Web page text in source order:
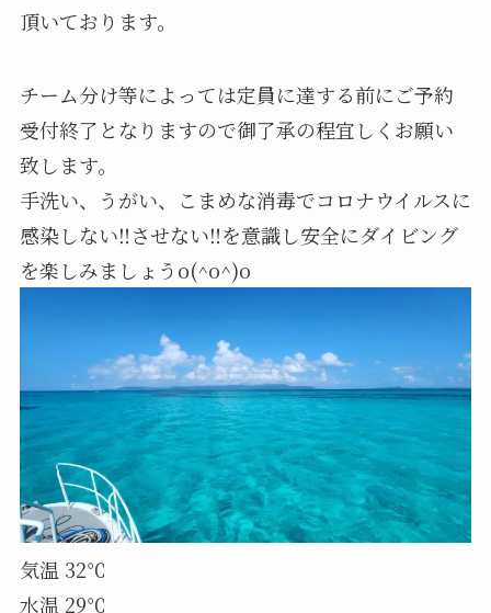
頂いております。
チーム分け等によっては定員に達する前にご予約
受付終了となりますので御了承の程宜しくお願い
致します。
手洗い、うがい、こまめな消毒でコロナウイルスに
感染しない‼️させない‼️を意識し安全にダイビング
を楽しみましょうo(^o^)o
気温 32℃
水温 29℃